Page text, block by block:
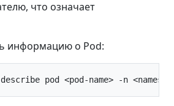
что означает
информацию о Pod: